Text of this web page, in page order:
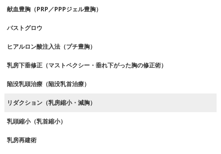
献血豊胸（PRP／PPPジェル豊胸）
バストグロウ
ヒアルロン酸注入法（プチ豊胸）
乳房下垂修正（マストペクシー・垂れ下がった胸の修正術）
陥没乳頭治療（陥没乳首治療）
リダクション（乳房縮小・減胸）
乳頭縮小（乳首縮小）
乳房再建術